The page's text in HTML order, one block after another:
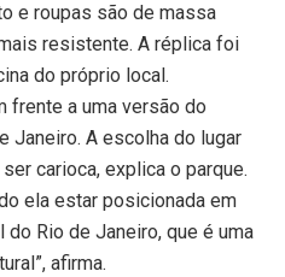
e roupas são de massa
resistente. A réplica foi
do próprio local.
frente a uma versão do
Janeiro. A escolha do lugar
carioca, explica o parque.
ela estar posicionada em
Rio de Janeiro, que é uma
afirma.